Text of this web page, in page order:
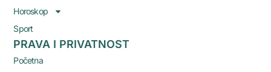
Horoskop
Sport
PRAVA I PRIVATNOST
Početna